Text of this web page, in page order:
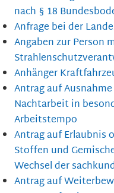
nach § 18
Anfrage bei der
Angaben zur Person
Anhänger
Antrag auf
Nachtarbeit in
Arbeitstempo
Antrag auf Erlaubnis
Stoffen und
Wechsel der
Antrag auf